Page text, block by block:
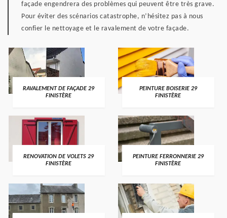
façade engendrera des problèmes qui peuvent être très grave.
Pour éviter des scénarios catastrophe, n’hésitez pas à nous
confier le nettoyage et le ravalement de votre façade.
RAVALEMENT DE FAÇADE 29
FINISTÈRE
PEINTURE BOISERIE 29
FINISTÈRE
RENOVATION DE VOLETS 29
FINISTÈRE
PEINTURE FERRONNERIE 29
FINISTÈRE